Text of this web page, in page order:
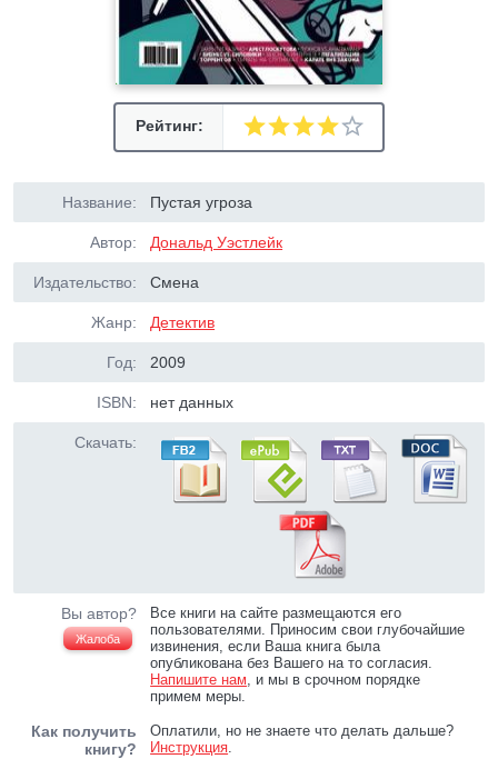
Рейтинг:
Название: Пустая угроза
Автор: Дональд Уэстлейк
Издательство: Смена
Жанр: Детектив
Год: 2009
ISBN: нет данных
Скачать:
Вы автор?
Жалоба
Все книги на сайте размещаются его
пользователями. Приносим свои глубочайшие
извинения, если Ваша книга была
опубликована без Вашего на то согласия.
Напишите нам, и мы в срочном порядке
примем меры.
Как получить
книгу?
Оплатили, но не знаете что делать дальше?
Инструкция.